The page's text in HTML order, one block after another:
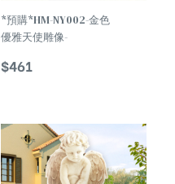
*預購*HM-NY002-金色
優雅天使雕像-
Holy Angel Statue
$461